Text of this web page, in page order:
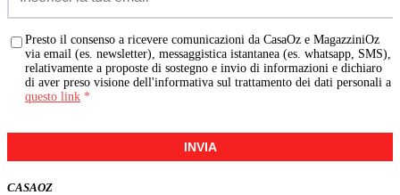
Presto il consenso a ricevere comunicazioni da CasaOz e MagazziniOz
via email (es. newsletter), messaggistica istantanea (es. whatsapp, SMS),
relativamente a proposte di sostegno e invio di informazioni e dichiaro
di aver preso visione dell'informativa sul trattamento dei dati personali a
questo link *
INVIA
CASAOZ